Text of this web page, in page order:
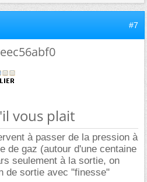
#7
vous plait
à passer de la pression à
de gaz (autour d'une centaine
seulement à la sortie, on
de sortie avec "finesse"